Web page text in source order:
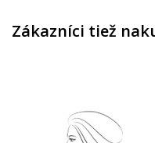
Zákazníci tiež